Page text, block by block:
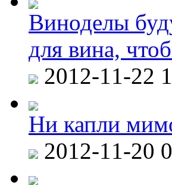
Виноделы
для вина,
2012-11-22
Ни капли
2012-11-20